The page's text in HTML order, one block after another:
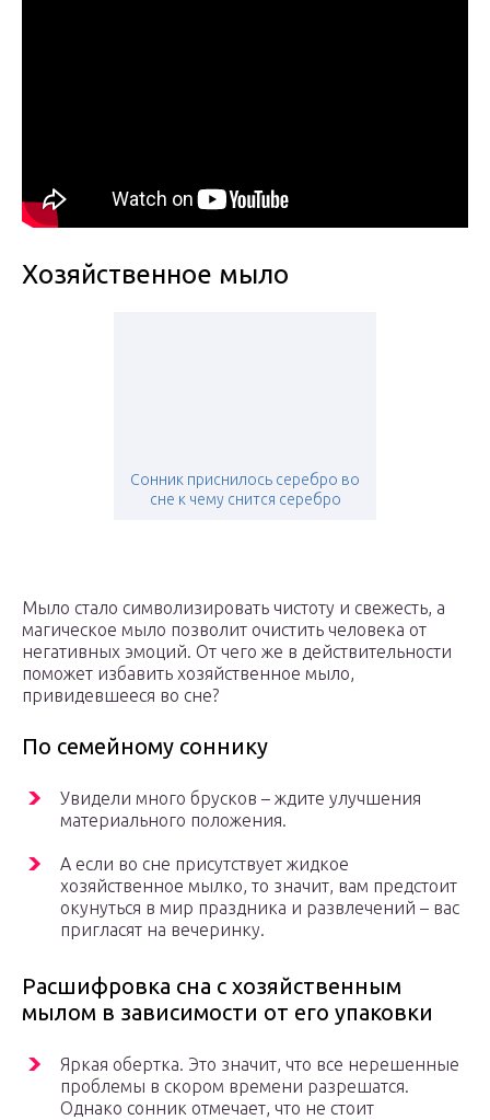
Хозяйственное мыло
Сонник приснилось серебро во
сне к чему снится серебро
Мыло стало символизировать чистоту и свежесть, а
магическое мыло позволит очистить человека от
негативных эмоций. От чего же в действительности
поможет избавить хозяйственное мыло,
привидевшееся во сне?
По семейному соннику
Увидели много брусков – ждите улучшения
материального положения.
А если во сне присутствует жидкое
хозяйственное мылко, то значит, вам предстоит
окунуться в мир праздника и развлечений – вас
пригласят на вечеринку.
Расшифровка сна с хозяйственным
мылом в зависимости от его упаковки
Яркая обертка. Это значит, что все нерешенные
проблемы в скором времени разрешатся.
Однако сонник отмечает, что не стоит